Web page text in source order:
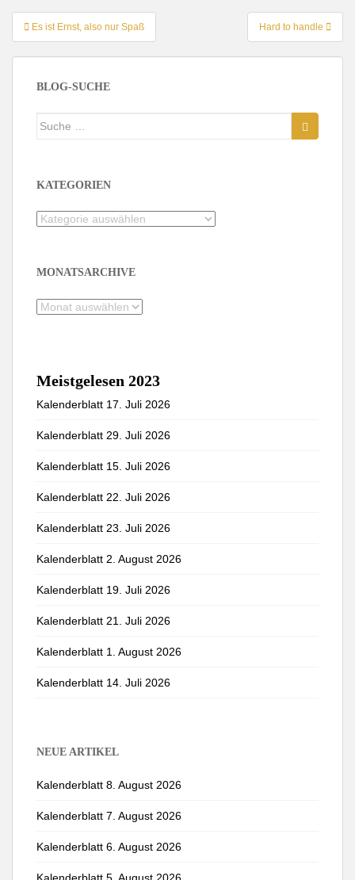
Beitragsnavigation
Es ist Ernst, also nur Spaß Hard to handle
BLOG-SUCHE
Suche
KATEGORIEN
Kategorien
MONATSARCHIVE
Monatsarchive
Meistgelesen 2023
Kalenderblatt 17. Juli 2026
Kalenderblatt 29. Juli 2026
Kalenderblatt 15. Juli 2026
Kalenderblatt 22. Juli 2026
Kalenderblatt 23. Juli 2026
Kalenderblatt 2. August 2026
Kalenderblatt 19. Juli 2026
Kalenderblatt 21. Juli 2026
Kalenderblatt 1. August 2026
Kalenderblatt 14. Juli 2026
NEUE ARTIKEL
Kalenderblatt 8. August 2026
Kalenderblatt 7. August 2026
Kalenderblatt 6. August 2026